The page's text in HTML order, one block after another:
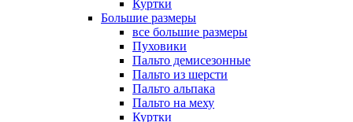
Куртки
Большие размеры
все большие размеры
Пуховики
Пальто демисезонные
Пальто из шерсти
Пальто альпака
Пальто на меху
Куртки